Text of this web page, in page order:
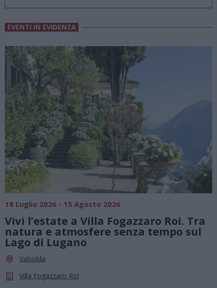
EVENTI IN EVIDENZA
Tra
Summer Green Festival: fino al 23
agosto, musica e divertimento
le stelle a Cassano Magnago